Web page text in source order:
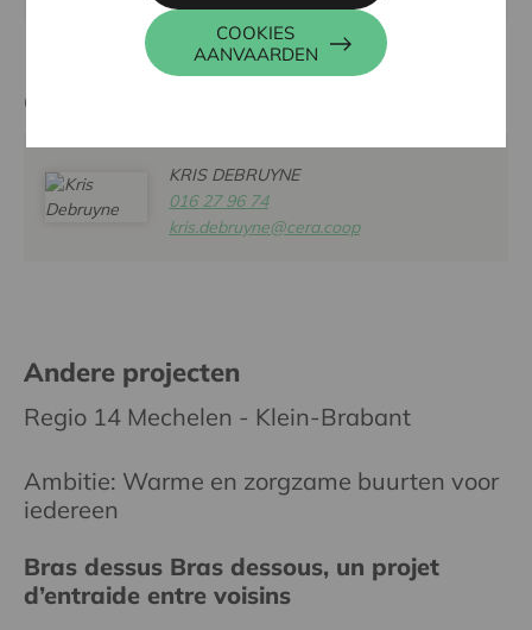
Contactpersoon
KRIS DEBRUYNE
016 27 96 74
kris.debruyne@cera.coop
Andere projecten
Regio 14 Mechelen - Klein-Brabant
Ambitie: Warme en zorgzame buurten voor
iedereen
Bras dessus Bras dessous, un projet
d’entraide entre voisins
COOKIES
AANVAARDEN